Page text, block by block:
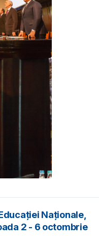
Naționale,
2 - 6 octombrie